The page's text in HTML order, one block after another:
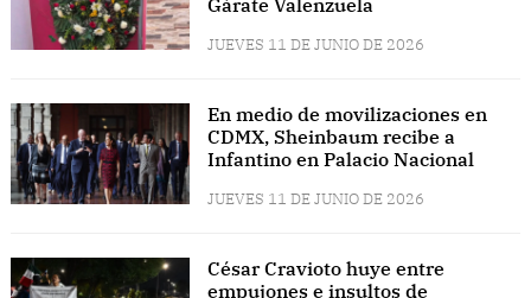
JUEVES 11 DE JUNIO DE 2026
En medio de movilizaciones en
CDMX, Sheinbaum recibe a
Infantino en Palacio Nacional
JUEVES 11 DE JUNIO DE 2026
César Cravioto huye entre
empujones e insultos de